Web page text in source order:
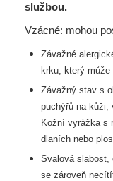
službou.
Vzácné: mohou
Závažné
krku, který
Závažný stav s
puchýřů na kůži,
Kožní vyrážka s
dlaních nebo
Svalová slabost,
se zároveň